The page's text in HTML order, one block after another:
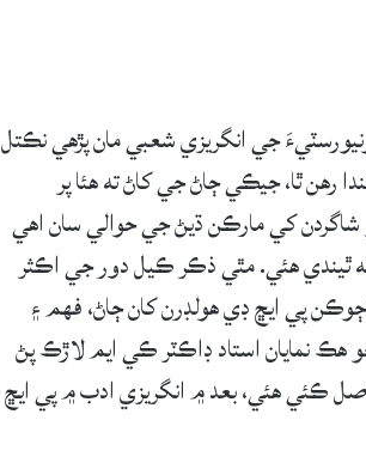
جي انگريزي شعبي مان پڙهي نڪتل
رھن ٿا، جيڪي ڄاڻ جي کاڻ ته ھئا پر
شاگردن کي مارڪن ڌيڻ جي حوالي سان اھي
ٿيندي هئي. مٿي ذڪر ڪيل دور جي اڪثر
پي ايڇ ڊي ھولڊرن کان ڄاڻ، فھم ۽
نمايان استاد ڊاڪٽر ڪي ايم لاڙڪ پڻ
ڪئي ھئي، بعد ۾ انگريزي ادب ۾ پي ايڇ